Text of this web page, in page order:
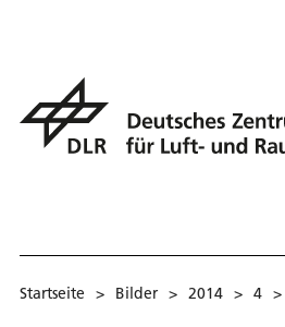
Startseite > Bilder > 2014 > 4 >